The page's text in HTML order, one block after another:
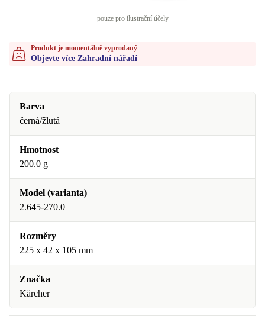
pouze pro ilustrační účely
Produkt je momentálně vyprodaný
Objevte více Zahradní nářadí
Barva
černá/žlutá
Hmotnost
200.0 g
Model (varianta)
2.645-270.0
Rozměry
225 x 42 x 105 mm
Značka
Kärcher